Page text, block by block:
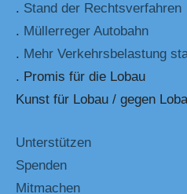
. Stand der Rechtsverfahren
. Müllerreger Autobahn
. Mehr Verkehrsbelastung
. Promis für die Lobau
Kunst für Lobau / gegen
Unterstützen
Spenden
Mitmachen